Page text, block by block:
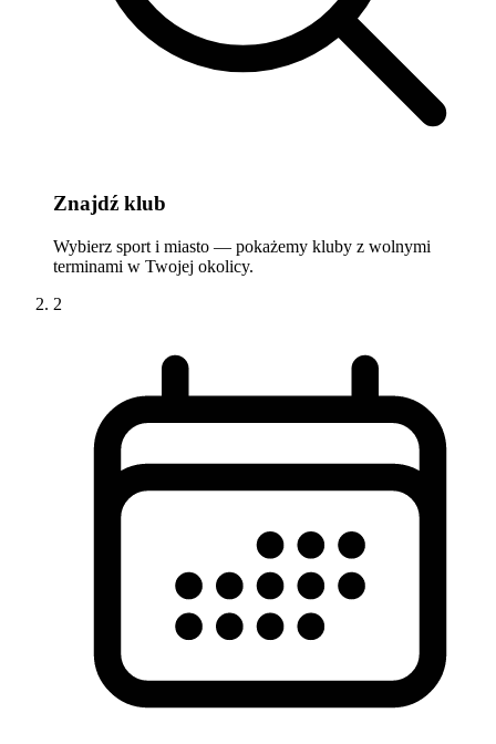
Znajdź klub
Wybierz sport i miasto — pokażemy kluby z wolnymi
terminami w Twojej okolicy.
2